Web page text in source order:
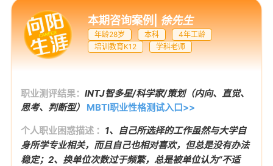
本期咨询案例|徐先生
年龄28岁 本科
4年工龄
培训教育K12
学科老师
职业测评结果： INTJ智多星/科学家/策划（内向、直觉、
思考、判断型）
MBTI职业性格测试入口>>
个人职业困惑描述 ： 1、自己所选择的工作虽然与大学自
身所学专业相关，而且自己也相对喜欢，但总是没有办法
稳定；2、换单位次数过于频繁，总是被单位认为“不适